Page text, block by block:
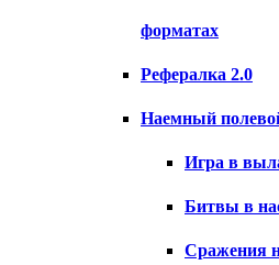
форматах
Рефералка 2.0
Наемный
Игра в
Битвы в
Сражения